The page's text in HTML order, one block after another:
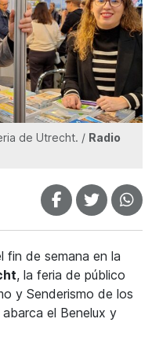
de Utrecht. / Radio
fin de semana en la
, la feria de público
y Senderismo de los
el Benelux y